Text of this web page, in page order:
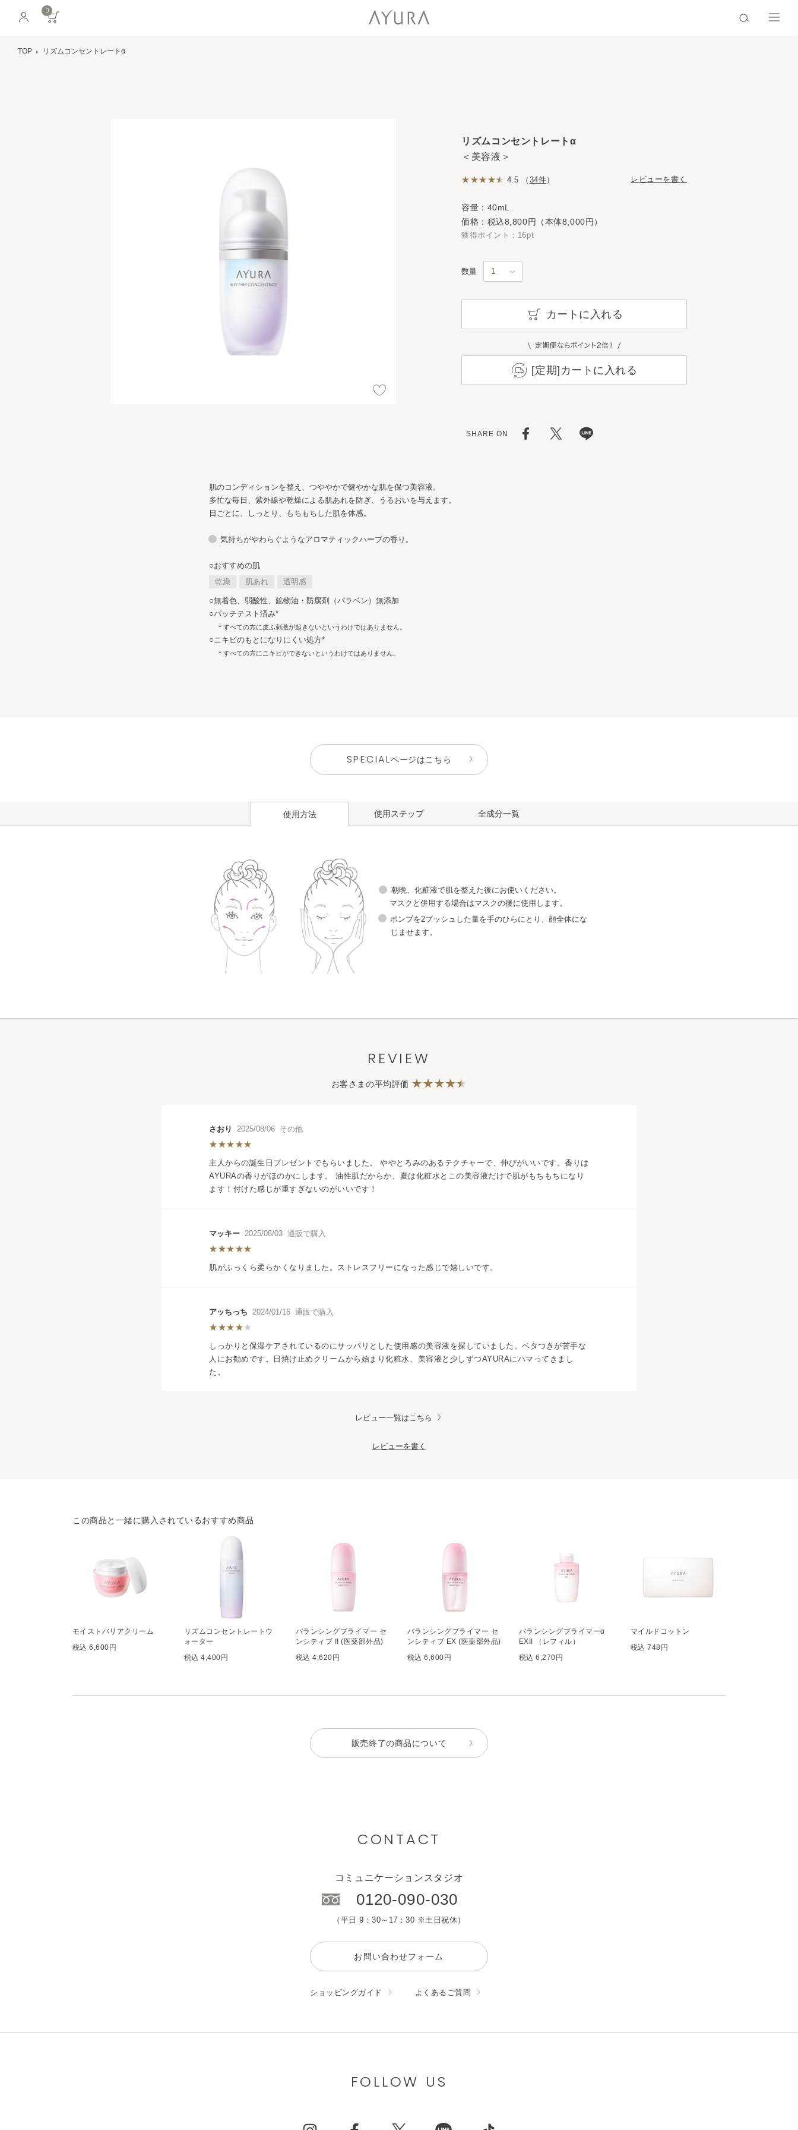
0
TOP リズムコンセントレートα
リズムコンセントレートα
＜美容液＞
4.5 （ 34件） レビューを書く
肌のコンディションを整え、つややかで健やかな肌を保つ美容液。
多忙な毎日、紫外線や乾燥による肌あれを防ぎ、うるおいを与えます。
日ごとに、しっとり、もちもちした肌を体感。
気持ちがやわらぐようなアロマティックハーブの香り。
○おすすめの肌
乾燥
肌あれ 透明感
○無着色、弱酸性、鉱物油・防腐剤（パラベン）無添加
○パッチテスト済み*
＊すべての方に皮ふ刺激が起きないというわけではありません。
○ニキビのもとになりにくい処方*
＊すべての方にニキビができないというわけではありません。
容量：40mL
価格：税込8,800円（本体8,000円）
獲得ポイント：16pt
数量
カートに入れる
[定期]カートに入れる
SHARE ON
SPECIALページはこちら
使用方法
朝晩、化粧液で肌を整えた後にお使いください。
マスクと併用する場合はマスクの後に使用します。
ポンプを2プッシュした量を手のひらにとり、顔全体にな
じませます。
使用ステップ
洗顔料
角層ケア
化粧水
メイク落とし
角層ケア
化粧水
化粧液
リズムコンセン
全成分一覧
REVIEW
お客さまの平均評価
さおり 2025/08/06 その他
主人からの誕生日プレゼントでもらいました。 ややとろみのあるテクチャーで、伸びがいいです。香りは
AYURAの香りがほのかにします。 油性肌だからか、夏は化粧水とこの美容液だけで肌がもちもちになり
ます！付けた感じが重すぎないのがいいです！
マッキー 2025/06/03 通販で購入
肌がふっくら柔らかくなりました。ストレスフリーになった感じで嬉しいです。
アッちっち 2024/01/16 通販で購入
しっかりと保湿ケアされているのにサッパリとした使用感の美容液を探していました。ベタつきが苦手な
人にお勧めです。日焼け止めクリームから始まり化粧水、美容液と少しずつAYURAにハマってきまし
た。
レビュー一覧はこちら
レビューを書く
この商品と一緒に購入されているおすすめ商品
モイストバリアクリーム
税込 6,600円
リズムコンセントレートウ
ォーター
税込 4,400円
バランシングプライマー セ
ンシティブ II (医薬部外品)
税込 4,620円
バランシングプライマー セ
ンシティブ EX (医薬部外品)
税込 6,600円
バランシングプライマーα
EXII （レフィル）
税込 6,270円
マイルドコットン
税込 748円
販売終了の商品について
CONTACT
コミュニケーションスタジオ
0120-090-030
（平日 9：30～17：30 ※土日祝休）
お問い合わせフォーム
ショッピングガイド よくあるご質問
FOLLOW US